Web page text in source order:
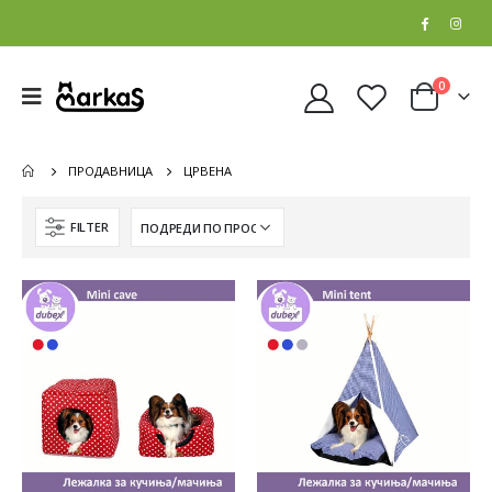
0
ПРОДАВНИЦА ЦРВЕНА
FILTER
0out of 5
5.408 ден
4.326ден
0out of 5
5.408ден
4.326ден